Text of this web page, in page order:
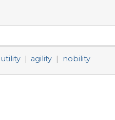
utility | agility | nobility